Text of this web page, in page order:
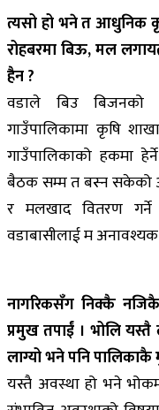
त्यसो हो भने त आधुनिक
रोहबरमा बिऊ, मल
हैन ?
वडाले बिउ बिजनको
गाउँपालिकामा कृषि
गाउँपालिकाको हकमा
बैठक सम्म त बस्न सकेको
र मलखाद वितरण
वडाबासीलाई म
नागरिकसँग निक्कै
प्रमुख तपाईं । भोलि
लाग्यो भने पनि
यस्तै अवस्था हो भने